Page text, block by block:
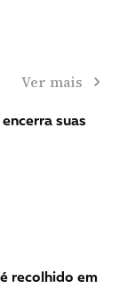
Ver mais
suas
recolhido em